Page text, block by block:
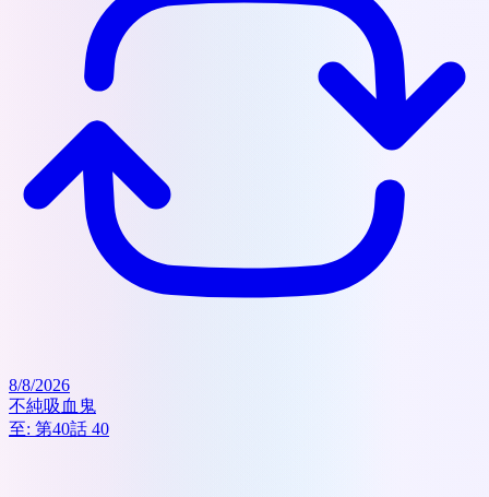
8/8/2026
不純吸血鬼
至: 第40話 40